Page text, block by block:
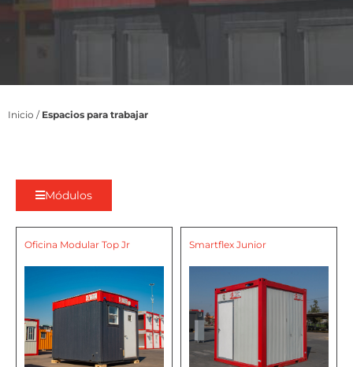
Inicio / Espacios para trabajar
Módulos
Oficina Modular Top Jr Smartflex Junior